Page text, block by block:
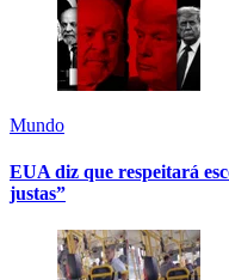
Mundo
EUA diz que respeitará
justas”